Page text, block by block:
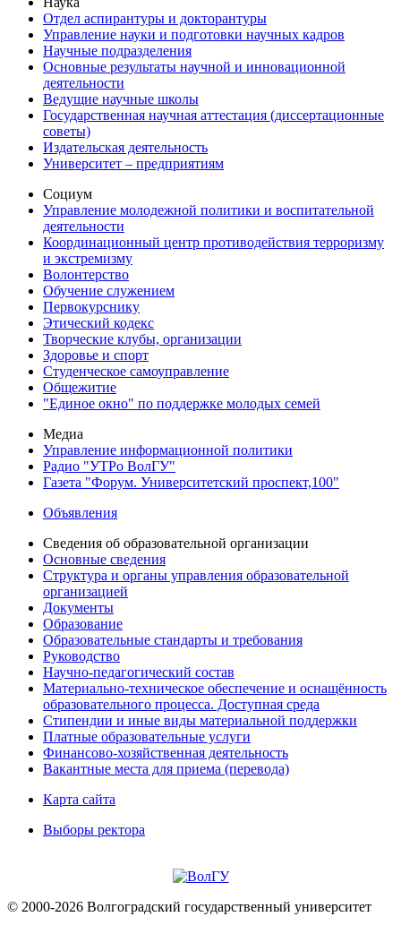
Отдел аспирантуры и докторантуры
Управление науки и подготовки научных кадров
Научные подразделения
Основные результаты научной и инновационной
деятельности
Ведущие научные школы
Государственная научная аттестация (диссертационные
советы)
Издательская деятельность
Университет – предприятиям
Социум
Управление молодежной политики и воспитательной
деятельности
Координационный центр противодействия терроризму
и экстремизму
Волонтерство
Обучение служением
Первокурснику
Этический кодекс
Творческие клубы, организации
Здоровье и спорт
Студенческое самоуправление
Общежитие
"Единое окно" по поддержке молодых семей
Медиа
Управление информационной политики
Радио "УТРо ВолГУ"
Газета "Форум. Университетский проспект,100"
Объявления
Сведения об образовательной организации
Основные сведения
Структура и органы управления образовательной
организацией
Документы
Образование
Образовательные стандарты и требования
Руководство
Научно-педагогический состав
Материально-техническое обеспечение и оснащённость
образовательного процесса. Доступная среда
Стипендии и иные виды материальной поддержки
Платные образовательные услуги
Финансово-хозяйственная деятельность
Вакантные места для приема (перевода)
Карта сайта
Выборы ректора
© 2000-2026 Волгоградский государственный университет